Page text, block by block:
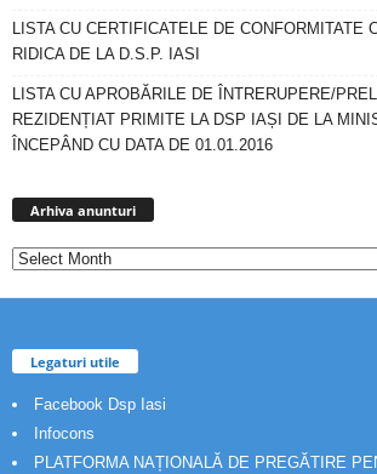
LISTA CU CERTIFICATELE DE CONFORMITATE
RIDICA DE LA D.S.P. IASI
LISTA CU APROBĂRILE DE ÎNTRERUPERE/
REZIDENȚIAT PRIMITE LA DSP IAȘI DE LA
ÎNCEPÂND CU DATA DE 01.01.2016
Arhiva anunturi
Legaturi utile
Facebook Dsp Iasi
Infocons
PLATFORMA NAȚIONALĂ DE PREGĂTIRE